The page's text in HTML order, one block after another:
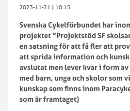
2023-11-21 | 10:15
Svenska Cykelförbundet har
projektet ”Projektstöd SF
en satsning för att få fler att
att sprida information och
avslutat men lever kvar i form
med barn, unga och skolor som
kunskap som finns inom
som är framtaget)